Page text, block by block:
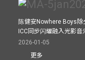
陈健安Nowhere Boys
ICC同步闪耀融入光影音
2026-01-05
更多